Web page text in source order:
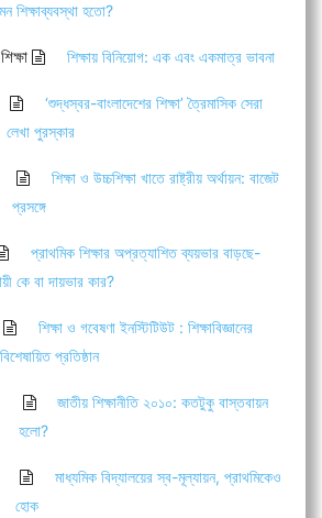
শিক্ষাব্যবস্থা হতো?
শিক্ষায় বিনিয়োগ: এক এবং একমাত্র ভাবনা
‘শুদ্ধস্বর-বাংলাদেশের শিক্ষা’ ত্রৈমাসিক সেরা
লেখা পুরস্কার
শিক্ষা ও উচ্চশিক্ষা খাতে রাষ্ট্রীয় অর্থায়ন: বাজেট
প্রসঙ্গে
প্রাথমিক শিক্ষার অপ্রত্যাশিত ব্যয়ভার বাড়ছে-
কে বা দায়ভার কার?
শিক্ষা ও গবেষণা ইনস্টিটিউট : শিক্ষাবিজ্ঞানের
বিশেষায়িত প্রতিষ্ঠান
জাতীয় শিক্ষানীতি ২০১০: কতটুকু বাস্তবায়ন
হলো?
মাধ্যমিক বিদ্যালয়ের স্ব-মূল্যায়ন, প্রাথমিকেও
হোক